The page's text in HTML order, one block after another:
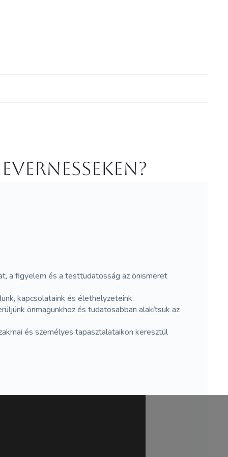
a figyelem és a testtudatosság az önismeret
kapcsolataink és élethelyzeteink.
önmagunkhoz és tudatosabban alakítsuk az
és személyes tapasztalataikon keresztül